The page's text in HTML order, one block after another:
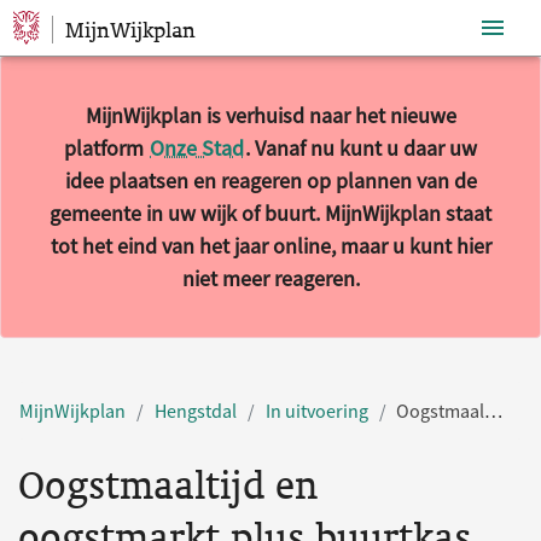
Sla navigatie over
MijnWijkplan
MijnWijkplan is verhuisd naar het nieuwe
platform Onze Stad. Vanaf nu kunt u daar uw
idee plaatsen en reageren op plannen van de
gemeente in uw wijk of buurt. MijnWijkplan staat
tot het eind van het jaar online, maar u kunt hier
niet meer reageren.
MijnWijkplan Hengstdal In uitvoering Oogstmaaltijd en oogstmarkt plus buurtkas
Oogstmaaltijd en